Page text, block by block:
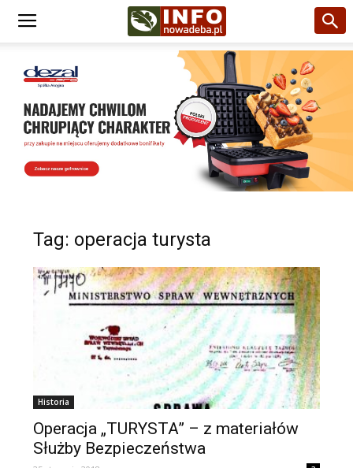
Tag: operacja turysta
Historia
Operacja „TURYSTA” – z materiałów
Służby Bezpieczeństwa